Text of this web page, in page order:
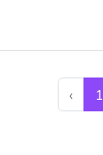
‹ 1